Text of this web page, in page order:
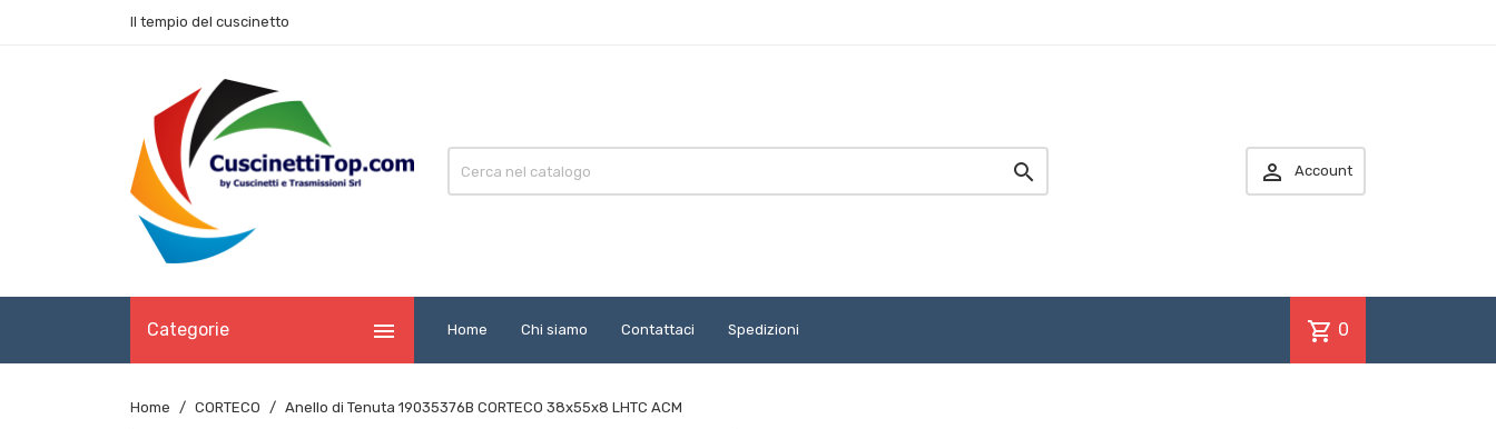
Il tempio del cuscinetto
  Account
Categorie  Home Chi siamo Contattaci Spedizioni shopping_cart 0
Home CORTECO Anello di Tenuta 19035376B CORTECO 38x55x8 LHTC ACM